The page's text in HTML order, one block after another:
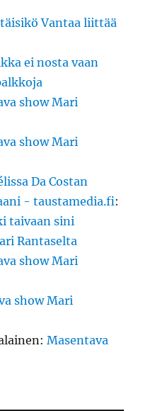
Vantaa liittää
ei nosta vaan
show Mari
show Mari
Da Costan
- taustamedia.fi:
taivaan sini
Rantaselta
show Mari
show Mari
:Masentava